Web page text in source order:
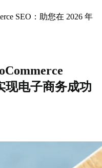
SEO：助您在 2026 年
现电子商务成功